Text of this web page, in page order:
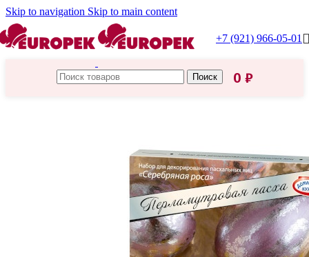
Skip to navigation Skip to main content
+7 (921) 966-05-01
Поиск 0 ₽